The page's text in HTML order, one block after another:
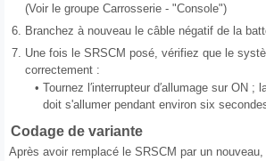
(Voir le groupe Carrosserie - "Console")
6. Branchez à nouveau le câble négatif de la
7. Une fois le SRSCM posé, vérifiez que le
correctement :
• Tournez l′interrupteur d′allumage sur ON ;
doit s'allumer pendant environ six
Codage de variante
Après avoir remplacé le SRSCM par un